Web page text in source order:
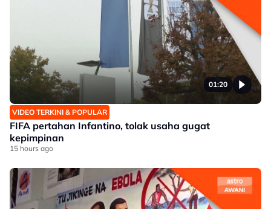
01:20
VIDEO TERKINI & POPULAR
FIFA pertahan Infantino, tolak usaha gugat
kepimpinan
15 hours ago